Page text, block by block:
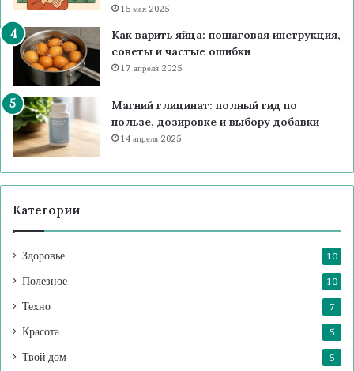
15 мая 2025
Как варить яйца: пошаговая инструкция,
советы и частые ошибки
17 апреля 2025
Магний глицинат: полный гид по
пользе, дозировке и выбору добавки
14 апреля 2025
Категории
Здоровье 10
Полезное 10
Техно 7
Красота 5
Твой дом 5